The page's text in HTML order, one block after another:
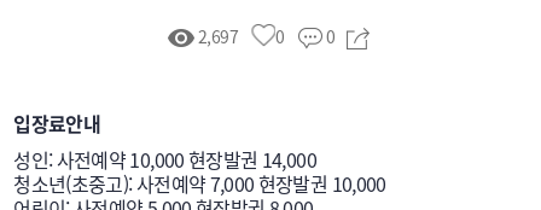
2,697 0 0
입장료안내
성인: 사전예약 10,000 현장발권 14,000
청소년(초중고): 사전예약 7,000 현장발권 10,000